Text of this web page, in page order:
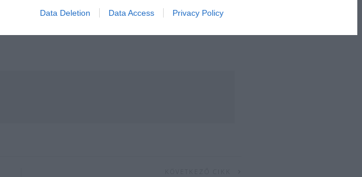
Data Deletion Data Access Privacy Policy